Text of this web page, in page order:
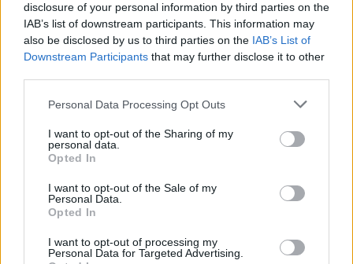
disclosure of your personal information by third parties on the
IAB’s list of downstream participants. This information may
also be disclosed by us to third parties on the IAB’s List of
Downstream Participants that may further disclose it to other
Personal Data Processing Opt Outs
I want to opt-out of the Sharing of my
personal data.
Opted In
I want to opt-out of the Sale of my
Personal Data.
Opted In
I want to opt-out of processing my
Personal Data for Targeted Advertising.
Var köttbullarna goda? De ser nämligen torra och
oaptitlig ut:)
Kan du också berätta mer om dina jobbresor
Du hade även en jobbresa i Syd Afrika någon gång
minns jag även där fattade jag inte varför åker man så
långt bort för jobbresa?
Svara
7 år sedan